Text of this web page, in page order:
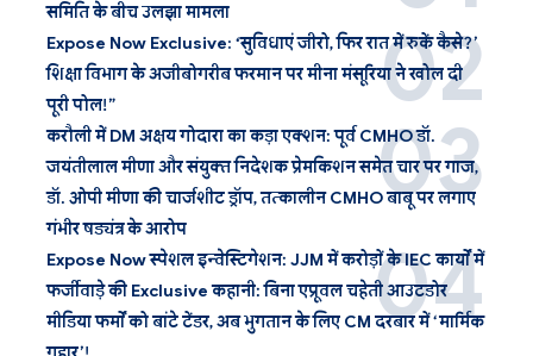
समिति के बीच उलझा मामला
Expose Now Exclusive: ‘सुविधाएं जीरो, फिर रात में रुकें कैसे?’
शिक्षा विभाग के अजीबोगरीब फरमान पर मीना मंसूरिया ने खोल दी
पूरी पोल!”
करौली में DM अक्षय गोदारा का कड़ा एक्शन: पूर्व CMHO डॉ.
जयंतीलाल मीणा और संयुक्त निदेशक प्रेमकिशन समेत चार पर गाज,
डॉ. ओपी मीणा की चार्जशीट ड्रॉप, तत्कालीन CMHO बाबू पर लगाए
गंभीर षड्यंत्र के आरोप
Expose Now स्पेशल इन्वेस्टिगेशन: JJM में करोड़ों के IEC कार्यों में
फर्जीवाड़े की Exclusive कहानी: बिना एप्रूवल चहेती आउटडोर
मीडिया फर्मों को बांटे टेंडर, अब भुगतान के लिए CM दरबार में ‘मार्मिक